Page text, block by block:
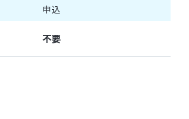
申込
不要